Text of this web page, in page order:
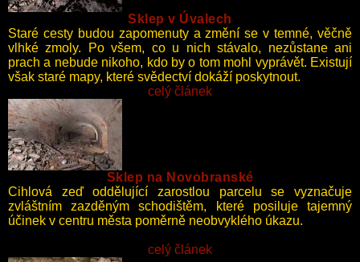
Sklep v Úvalech
Staré cesty budou zapomenuty a změní se v temné, věčně
vlhké zmoly. Po všem, co u nich stávalo, nezůstane ani
prach a nebude nikoho, kdo by o tom mohl vyprávět. Existují
však staré mapy, které svědectví dokáží poskytnout.
celý článek
Sklep na Novobranské
Cihlová zeď oddělující zarostlou parcelu se vyznačuje
zvláštním zazděným schodištěm, které posiluje tajemný
účinek v centru města poměrně neobvyklého úkazu.
celý článek